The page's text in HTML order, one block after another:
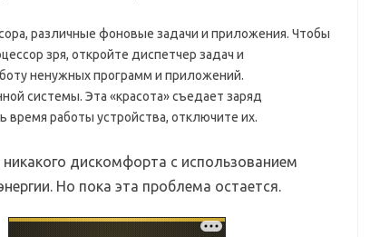
различные фоновые задачи и приложения. Чтобы
зря, откройте диспетчер задач и
ненужных программ и приложений.
системы. Эта «красота» съедает заряд
время работы устройства, отключите их.
дискомфорта с использованием
Но пока эта проблема остается.